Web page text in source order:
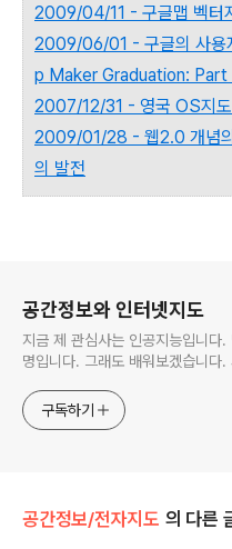
2009/04/11 - 구글맵 벡터
2009/06/01 - 구글의 사용
p Maker Graduation: Part
2007/12/31 - 영국 OS지도
2009/01/28 - 웹2.0 개념
의 발전
공간정보와 인터넷지도
지금 제 관심사는 인공지능입니다
명입니다. 그래도 배워보겠습니다
구독하기
공간정보/전자지도 의 다른